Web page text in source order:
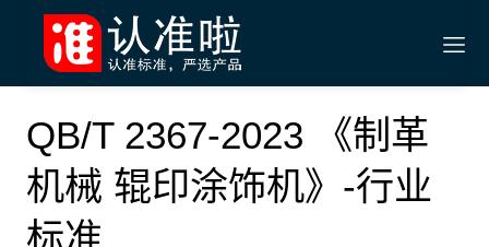
QB/T 2367-2023 《制革
机械 辊印涂饰机》-行业
标准